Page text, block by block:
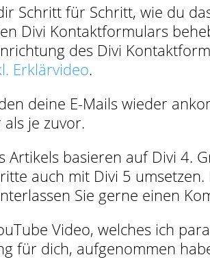
Schritt für Schritt, wie du
Divi Kontaktformulars
des Divi
Erklärvideo.
deine E-Mails wieder
je zuvor.
Artikels basieren auf Divi 4.
auch mit Divi 5 umsetzen.
Sie gerne einen
Video, welches ich
für dich, aufgenommen